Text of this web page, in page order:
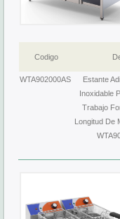
Codigo
WTA902000AS
Estante
Inoxidable
Trabajo
Longitud De